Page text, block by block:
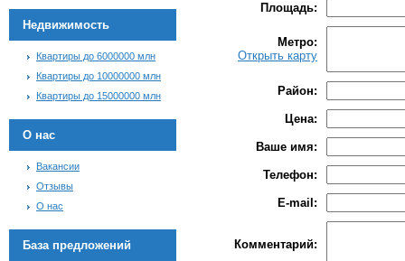
Недвижимость
Квартиры до 6000000 млн
Квартиры до 10000000 млн
Квартиры до 15000000 млн
О нас
Вакансии
Отзывы
О нас
База предложений
Площадь:
Метро:
Открыть карту
Район:
Цена:
Ваше имя:
Телефон:
E-mail :
Комментарий: